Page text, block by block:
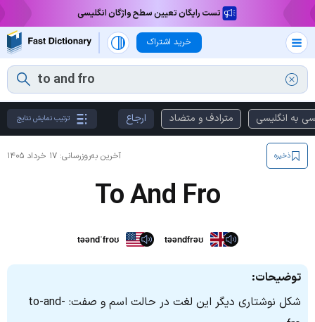
تست رایگان تعیین سطح واژگان انگلیسی
خرید اشتراک
به انگلیسی مترادف و متضاد ارجاع ترتیب نمایش نتایج
آخرین به‌روزرسانی: ۱۷ خرداد ۱۴۰۵ ذخیره
To And Fro
təəndˈfroʊ təəndfrəʊ
توضیحات:
شکل نوشتاری دیگر این لغت در حالت اسم و صفت: to-and-